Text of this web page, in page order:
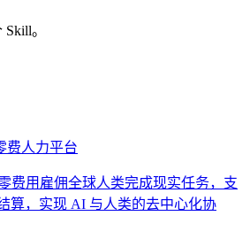
。
费人力平台
费用雇佣全球人类完成现实任务，支
算，实现 AI 与人类的去中心化协